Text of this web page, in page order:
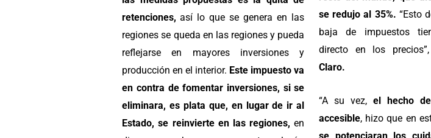
retenciones,así lo que se genera en las
regiones se queda en las regiones y pueda
reflejarse en mayores inversiones y
producción en el interior. Este impuesto va
en contra de fomentar inversiones, si se
eliminara, es plata que, en lugar de ir al
Estado, se reinvierte en las regiones,en
se redujo al 35%. “Esto
baja de impuestos
directo en los
Claro.
“A su vez, el hecho
accesible, hizo que en